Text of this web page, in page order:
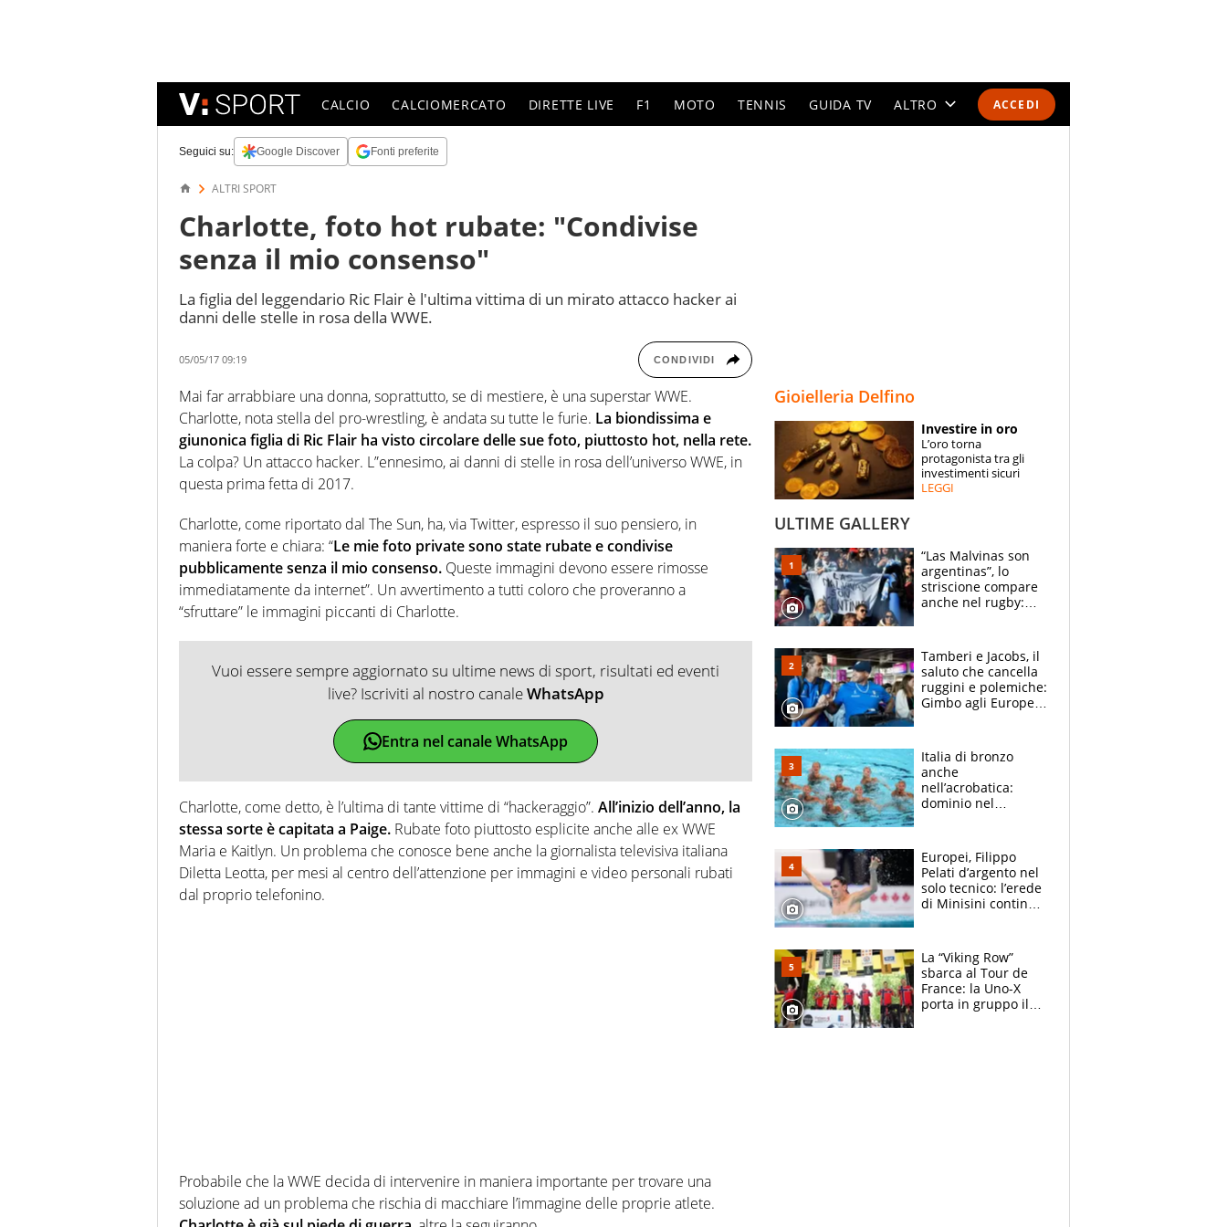
ACCEDI
CALCIO CALCIOMERCATO DIRETTE LIVE F1 MOTO TENNIS GUIDA TV ALTRO
SPECIALI
ESPERTI
Seguici su: Google Discover Fonti preferite
ALTRI SPORT
Charlotte, foto hot rubate: "Condivise
senza il mio consenso"
La figlia del leggendario Ric Flair è l'ultima vittima di un mirato attacco hacker ai
danni delle stelle in rosa della WWE.
05/05/17 09:19 CONDIVIDI
Mai far arrabbiare una donna, soprattutto, se di mestiere, è una superstar WWE.
Charlotte, nota stella del pro-wrestling, è andata su tutte le furie. La biondissima e
giunonica figlia di Ric Flair ha visto circolare delle sue foto, piuttosto hot, nella rete.
La colpa? Un attacco hacker. L”ennesimo, ai danni di stelle in rosa dell’universo WWE, in
questa prima fetta di 2017.
Charlotte, come riportato dal The Sun, ha, via Twitter, espresso il suo pensiero, in
maniera forte e chiara: “Le mie foto private sono state rubate e condivise
pubblicamente senza il mio consenso. Queste immagini devono essere rimosse
immediatamente da internet”. Un avvertimento a tutti coloro che proveranno a
“sfruttare” le immagini piccanti di Charlotte.
Vuoi essere sempre aggiornato su ultime news di sport, risultati ed eventi
live? Iscriviti al nostro canaleWhatsApp
Entra nel canale WhatsApp
Charlotte, come detto, è l’ultima di tante vittime di “hackeraggio”. All’inizio dell’anno, la
stessa sorte è capitata a Paige. Rubate foto piuttosto esplicite anche alle ex WWE
Maria e Kaitlyn. Un problema che conosce bene anche la giornalista televisiva italiana
Diletta Leotta, per mesi al centro dell’attenzione per immagini e video personali rubati
dal proprio telefonino.
Probabile che la WWE decida di intervenire in maniera importante per trovare una
soluzione ad un problema che rischia di macchiare l’immagine delle proprie atlete.
Gioielleria Delfino
Investire in oro
L’oro torna
protagonista tra gli
investimenti sicuri
LEGGI
ULTIME GALLERY
“Las Malvinas son
argentinas”, lo
striscione compare
anche nel rugby:
un caso
Tamberi e Jacobs, il
saluto che cancella
ruggini e polemiche:
Gimbo agli Europei
Italia di bronzo
anche
nell’acrobatica:
dominio nel
e compagni
continuare
Europei, Filippo
Pelati d’argento nel
solo tecnico: l’erede
di Minisini continua
mirino
La “Viking Row”
sbarca al Tour de
France: la Uno-X
porta in gruppo il